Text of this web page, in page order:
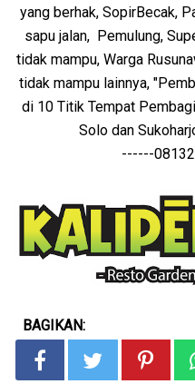
yang berhak, SopirBecak,
sapu jalan, Pemulung,
tidak mampu, Warga
tidak mampu lainnya,
di 10 Titik Tempat
Solo dan
------
BAGIKAN: